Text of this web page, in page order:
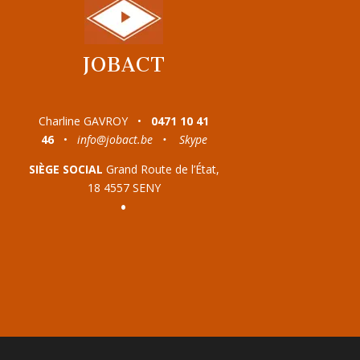
JOBACT
Charline GAVROY • 0471 10 41
46 • info@jobact.be • Skype
SIÈGE SOCIAL Grand Route de l’État,
18 4557 SENY
•